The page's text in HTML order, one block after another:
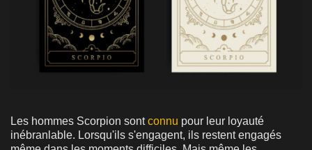
Les hommes Scorpion sontconnu pour leur loyauté
inébranlable. Lorsqu'ils s'engagent, ils restent engagés